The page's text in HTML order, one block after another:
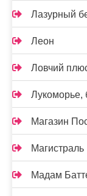
Лазурный
Леон
Ловчий
Лукоморье,
Магазин
Магистраль
Мадам